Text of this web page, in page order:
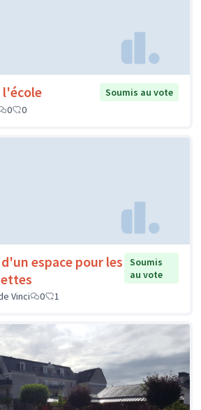
l'école
Soumis au vote
0 0
espace pour les
Soumis
au vote
Vinci
0 1